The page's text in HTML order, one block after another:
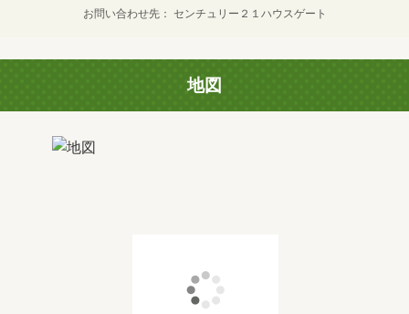
お問い合わせ先 センチュリー２１ハウスゲート
地図